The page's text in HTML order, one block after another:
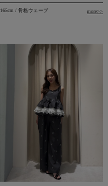
165cm / 骨格ウェーブ more>>